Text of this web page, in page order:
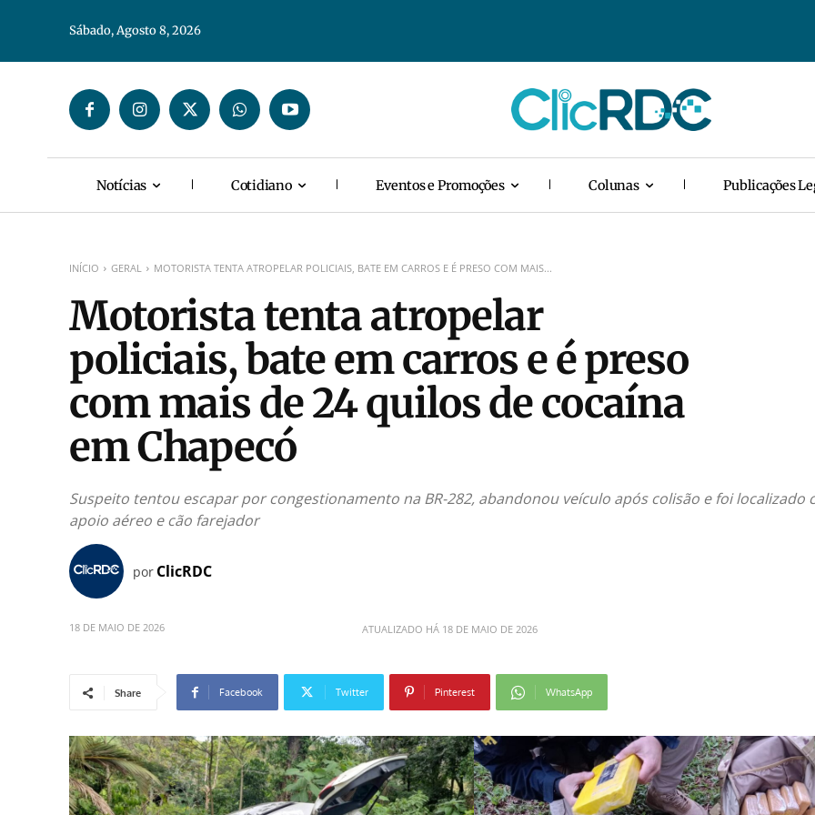
Sábado, Agosto 8, 2026
Notícias Cotidiano Eventos e Promoções Colunas Publicações
INÍCIO GERAL MOTORISTA TENTA ATROPELAR POLICIAIS, BATE EM CARROS E É PRESO COM MAIS...
Motorista tenta atropelar
policiais, bate em carros e é preso
com mais de 24 quilos de cocaína
em Chapecó
Suspeito tentou escapar por congestionamento na BR-282, abandonou veículo após colisão e foi localizado
apoio aéreo e cão farejador
por ClicRDC
18 DE MAIO DE 2026 ATUALIZADO HÁ 18 DE MAIO DE 2026
Share Facebook Twitter Pinterest WhatsApp